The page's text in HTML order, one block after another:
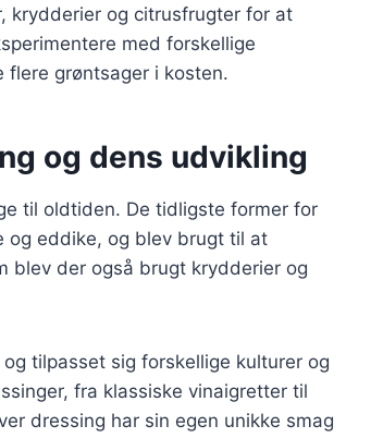
krydderier og citrusfrugter for at
med forskellige
flere grøntsager i kosten.
og dens udvikling
til oldtiden. De tidligste former for
og eddike, og blev brugt til at
blev der også brugt krydderier og
tilpasset sig forskellige kulturer og
fra klassiske vinaigretter til
dressing har sin egen unikke smag